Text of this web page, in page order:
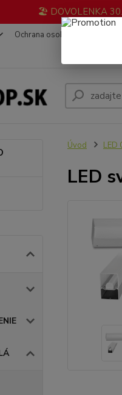
🏖️ DOVOLENKA
Ochrana osobných údajov
Úvod LED
LED